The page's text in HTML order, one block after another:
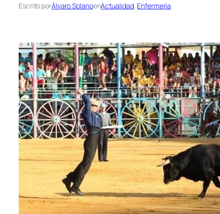
Escrito porÁlvaro SolanoenActualidad, Enfermería